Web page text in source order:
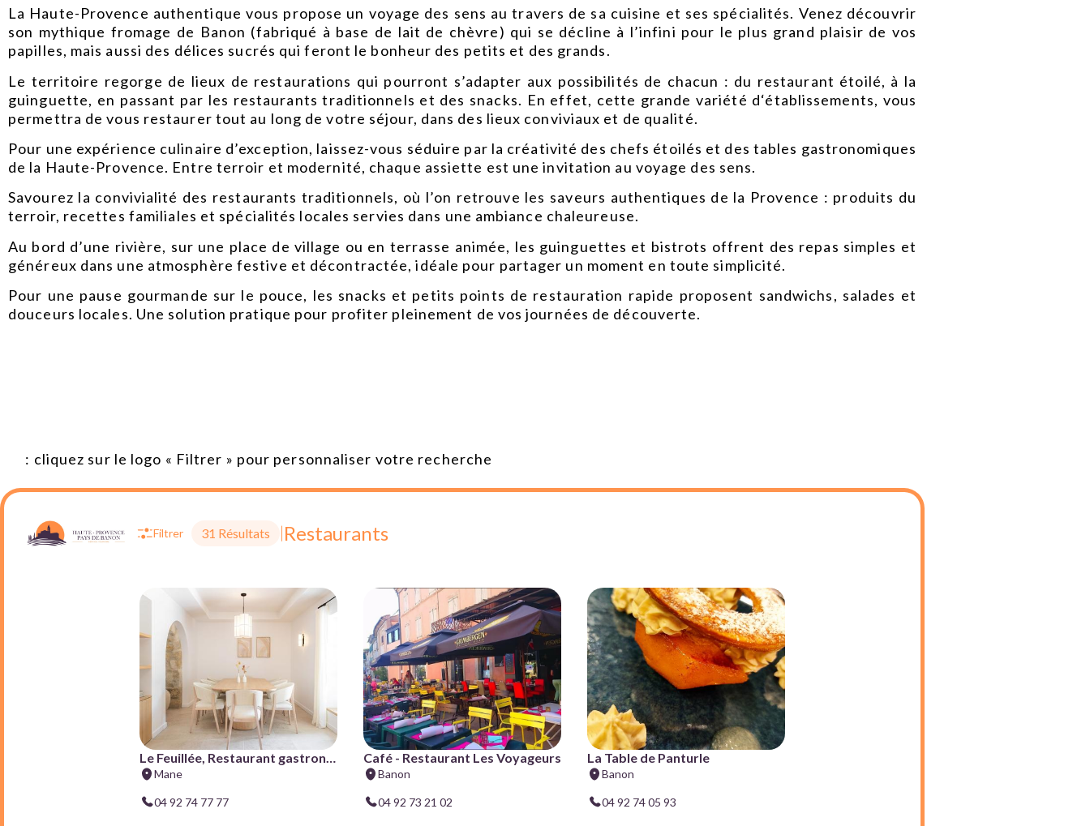
La Haute-Provence authentique vous propose un voyage des sens au travers de sa cuisine et ses spécialités. Venez découvrir
son mythique fromage de Banon (fabriqué à base de lait de chèvre) qui se décline à l’infini pour le plus grand plaisir de vos
papilles, mais aussi des délices sucrés qui feront le bonheur des petits et des grands.
Le territoire regorge de lieux de restaurations qui pourront s’adapter aux possibilités de chacun : du restaurant étoilé, à la
guinguette, en passant par les restaurants traditionnels et des snacks. En effet, cette grande variété d‘établissements, vous
permettra de vous restaurer tout au long de votre séjour, dans des lieux conviviaux et de qualité.
Pour une expérience culinaire d’exception, laissez-vous séduire par la créativité des chefs étoilés et des tables gastronomiques
de la Haute-Provence. Entre terroir et modernité, chaque assiette est une invitation au voyage des sens.
Savourez la convivialité des restaurants traditionnels, où l’on retrouve les saveurs authentiques de la Provence : produits du
terroir, recettes familiales et spécialités locales servies dans une ambiance chaleureuse.
Au bord d’une rivière, sur une place de village ou en terrasse animée, les guinguettes et bistrots offrent des repas simples et
généreux dans une atmosphère festive et décontractée, idéale pour partager un moment en toute simplicité.
Pour une pause gourmande sur le pouce, les snacks et petits points de restauration rapide proposent sandwichs, salades et
douceurs locales. Une solution pratique pour profiter pleinement de vos journées de découverte.
: cliquez sur le logo « Filtrer » pour personnaliser votre recherche